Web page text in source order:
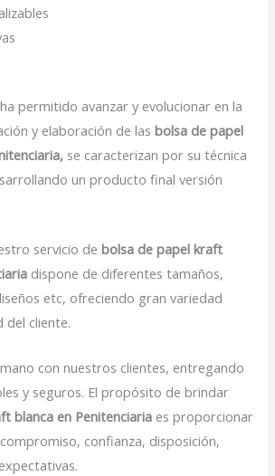
permitido avanzar y evolucionar en la
y elaboración de lasbolsa de papel
se caracterizan por su técnica
un producto final versión
servicio debolsa de papel kraft
dispone de diferentes tamaños,
etc, ofreciendo gran variedad
del cliente.
con nuestros clientes, entregando
y seguros. El propósito de brindar
blanca en Penitenciaria es proporcionar
confianza, disposición,